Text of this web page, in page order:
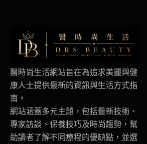
醫時尚生活網站旨在為追求美麗與健
康人士提供最新的資訊與生活方式指
南。
網站涵蓋多元主題，包括最新技術、
專家訪談、保養技巧及時尚趨勢，幫
助讀者了解不同療程的優缺點，並選